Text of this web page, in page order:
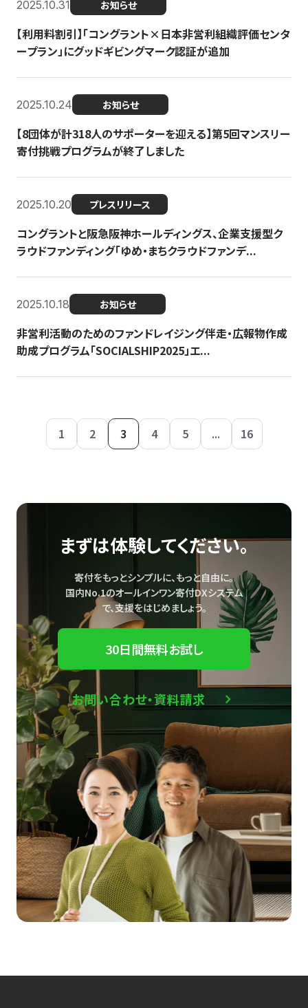
2025.10.31 お知らせ
【利用料割引】「コングラント×日本非営利組織評価センタ
ープラン」にグッドギビングマーク認証が追加
2025.10.24 お知らせ
【8団体が計318人のサポーターを迎える】​​第5回マンスリー
寄付挑戦プログラムが終了しました
2025.10.20 プレスリリース
コングラントと阪急阪神ホールディングス、企業支援型ク
ラウドファンディング「ゆめ・まちクラウドファンデ...
2025.10.18 お知らせ
非営利活動のためのファンドレイジング伴走・広報物作成
助成プログラム「SOCIALSHIP2025」エ...
1 2 3 4 5 ... 16
まずは体験してください。
寄付をもっとシンプルに、もっと自由に。
国内No.1のオールインワン寄付DXシステム
で、支援をはじめましょう。
30日間無料お試し
お問い合わせ・資料請求